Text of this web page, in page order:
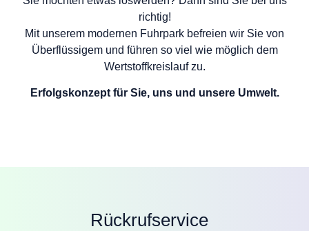
richtig!
Mit unserem modernen Fuhrpark befreien wir Sie von
Überflüssigem und führen so viel wie möglich dem
Wertstoffkreislauf zu.
Erfolgskonzept für Sie, uns und unsere Umwelt.
Rückrufservice